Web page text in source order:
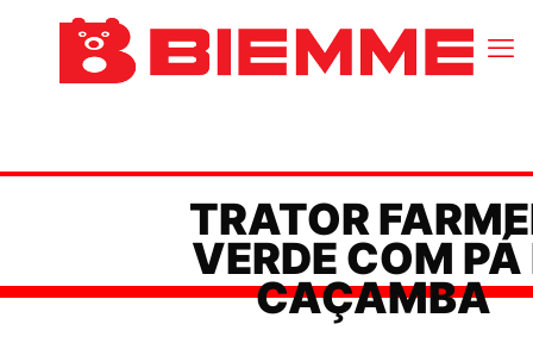
TRATOR
VERDE COM PÁ
CAÇAMBA